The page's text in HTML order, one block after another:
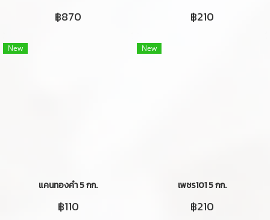
฿870 ฿210
New
แคนทองคำ 5 กก.
฿110
New
เพชร101 5 กก.
฿210